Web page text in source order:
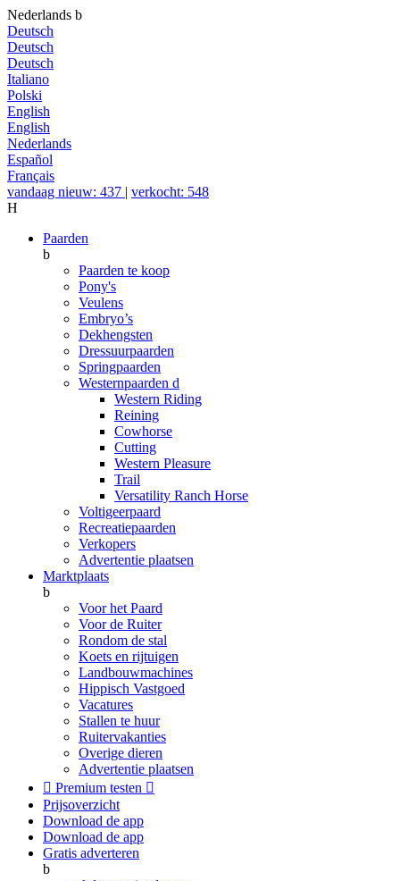
Nederlands b
Deutsch
Deutsch
Deutsch
Italiano
Polski
English
English
Nederlands
Español
Français
vandaag nieuw: 437 | verkocht: 548
H
Paarden
b
Paarden te koop
Pony's
Veulens
Embryo’s
Dekhengsten
Dressuurpaarden
Springpaarden
Westernpaarden d
Western Riding
Reining
Cowhorse
Cutting
Western Pleasure
Trail
Versatility Ranch Horse
Voltigeerpaard
Recreatiepaarden
Verkopers
Advertentie plaatsen
Marktplaats
b
Voor het Paard
Voor de Ruiter
Rondom de stal
Koets en rijtuigen
Landbouwmachines
Hippisch Vastgoed
Vacatures
Stallen te huur
Ruitervakanties
Overige dieren
Advertentie plaatsen
 Premium testen 
Prijsoverzicht
Download de app
Download de app
Gratis adverteren
b